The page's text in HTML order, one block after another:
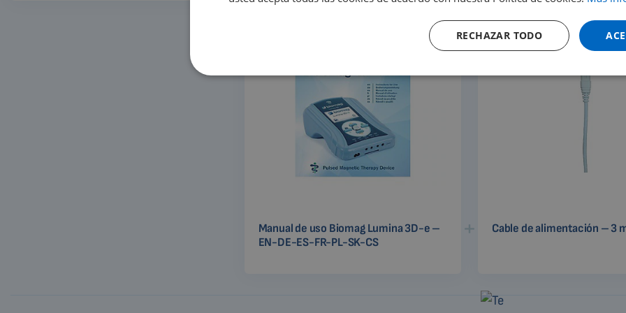
Manual de uso Biomag Lumina 3D-e –
EN-DE-ES-FR-PL-SK-CS
Cable de alimentación – 3
RECHAZAR TODO